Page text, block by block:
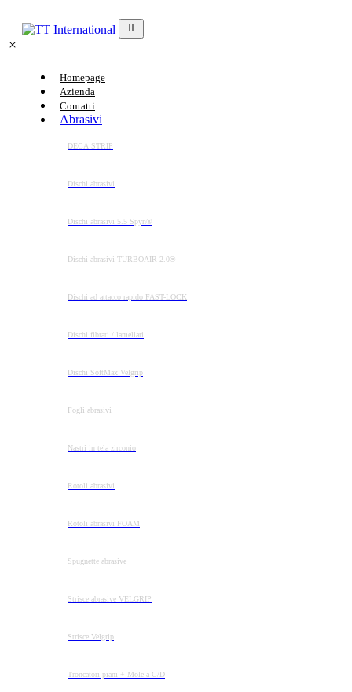
Homepage
Azienda
Contatti
Abrasivi
DECA STRIP
Dischi abrasivi
Dischi abrasivi 5.5 Spyn®
Dischi abrasivi TURBOAIR 2.0®
Dischi ad attacco rapido FAST-LOCK
Dischi fibrati / lamellari
Dischi SoftMax Velgrip
Fogli abrasivi
Nastri in tela zirconio
Rotoli abrasivi
Rotoli abrasivi FOAM
Spugnette abrasive
Strisce abrasive VELGRIP
Strisce Velgrip
Troncatori piani + Mole a C/D